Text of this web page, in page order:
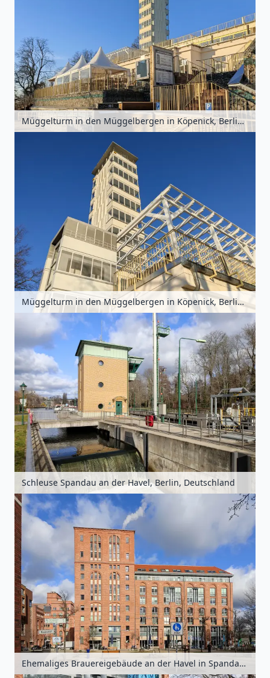
Müggelturm in den Müggelbergen in Köpenick, Berlin, Deutschland
Müggelturm in den Müggelbergen in Köpenick, Berlin, Deutschland
Schleuse Spandau an der Havel, Berlin, Deutschland
Ehemaliges Brauereigebäude an der Havel in Spandau, Berlin, Deutschland